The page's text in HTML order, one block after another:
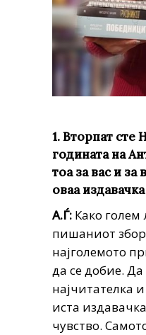
1. Вторпат
годината на
тоа за вас и
оваа
A.Ѓ: Како
пишаниот
најголемото
да се добие.
најчитателка
иста
чувство.